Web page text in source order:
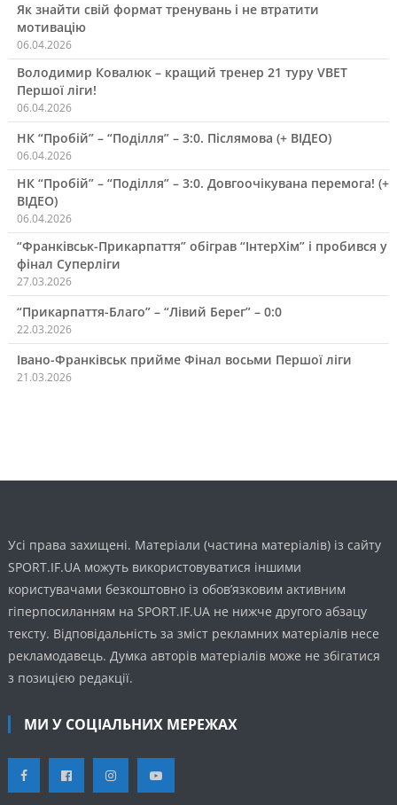
Як знайти свій формат тренувань і не втратити
мотивацію
06.04.2026
Володимир Ковалюк – кращий тренер 21 туру VBET
Першої ліги!
06.04.2026
НК “Пробій” – “Поділля” – 3:0. Післямова (+ ВІДЕО)
06.04.2026
НК “Пробій” – “Поділля” – 3:0. Довгоочікувана перемога! (+
ВІДЕО)
06.04.2026
“Франківськ-Прикарпаття” обіграв “ІнтерХім” і пробився у
фінал Суперліги
27.03.2026
“Прикарпаття-Благо” – “Лівий Берег” – 0:0
22.03.2026
Івано-Франківськ прийме Фінал восьми Першої ліги
21.03.2026
Усі права захищені. Матеріали (частина матеріалів) із сайту
SPORT.IF.UA можуть використовуватися іншими
користувачами безкоштовно із обов’язковим активним
гіперпосиланням на SPORT.IF.UA не нижче другого абзацу
тексту. Відповідальність за зміст рекламних матеріалів несе
рекламодавець. Думка авторів матеріалів може не збігатися
з позицією редакції.
МИ У СОЦІАЛЬНИХ МЕРЕЖАХ